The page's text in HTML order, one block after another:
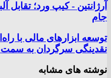
آرژانتین - کیپ ورد؛
جام
توسعه ابزار‌های مالی با
نقدینگی سرگردان به
نوشته های مشابه